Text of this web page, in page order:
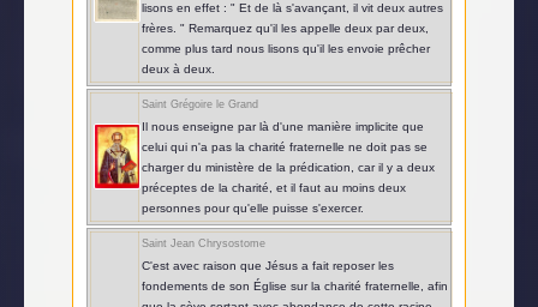
lisons en effet : " Et de là s'avançant, il vit deux autres
frères. " Remarquez qu'il les appelle deux par deux,
comme plus tard nous lisons qu'il les envoie prêcher
deux à deux.
Saint Grégoire le Grand
Il nous enseigne par là d'une manière implicite que
celui qui n'a pas la charité fraternelle ne doit pas se
charger du ministère de la prédication, car il y a deux
préceptes de la charité, et il faut au moins deux
personnes pour qu'elle puisse s'exercer.
Saint Jean Chrysostome
C'est avec raison que Jésus a fait reposer les
fondements de son Église sur la charité fraternelle, afin